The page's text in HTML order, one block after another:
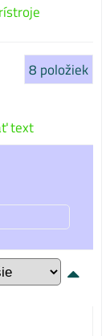
8 položiek
text